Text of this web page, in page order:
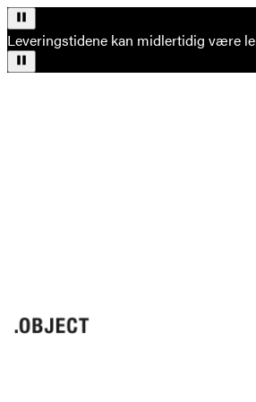
Leveringstidene kan midlertidig være